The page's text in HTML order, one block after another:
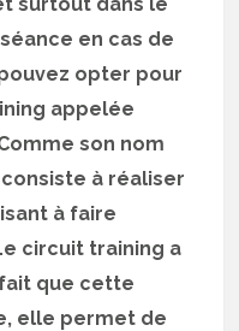
en cas de
opter pour
appelée
son nom
à réaliser
à faire
circuit training a
que cette
elle permet de